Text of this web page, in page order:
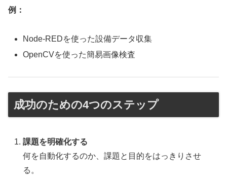
例：
Node-REDを使った設備データ収集
OpenCVを使った簡易画像検査
成功のための4つのステップ
課題を明確化する
何を自動化するのか、課題と目的をはっきりさせ
る。